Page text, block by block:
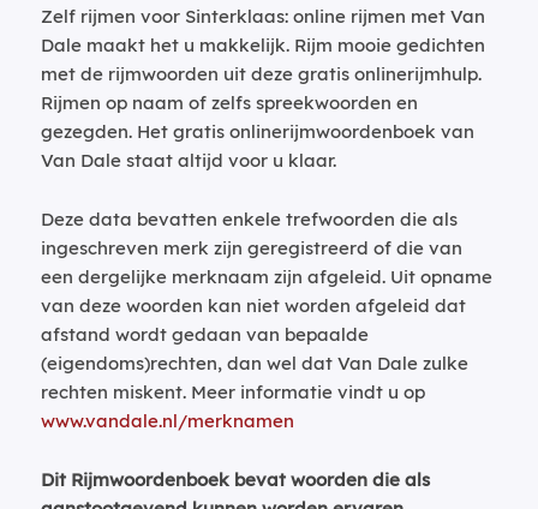
Zelf rijmen voor Sinterklaas: online rijmen met Van
Dale maakt het u makkelijk. Rijm mooie gedichten
met de rijmwoorden uit deze gratis onlinerijmhulp.
Rijmen op naam of zelfs spreekwoorden en
gezegden. Het gratis onlinerijmwoordenboek van
Van Dale staat altijd voor u klaar.
Deze data bevatten enkele trefwoorden die als
ingeschreven merk zijn geregistreerd of die van
een dergelijke merknaam zijn afgeleid. Uit opname
van deze woorden kan niet worden afgeleid dat
afstand wordt gedaan van bepaalde
(eigendoms)rechten, dan wel dat Van Dale zulke
rechten miskent. Meer informatie vindt u op
www.vandale.nl/merknamen
Dit Rijmwoordenboek bevat woorden die als